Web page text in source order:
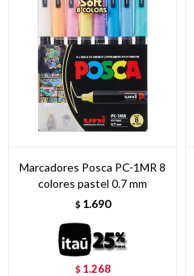
Marcadores Posca PC-1MR 8
colores pastel 0.7 mm
$ 1.690
$ 1.268